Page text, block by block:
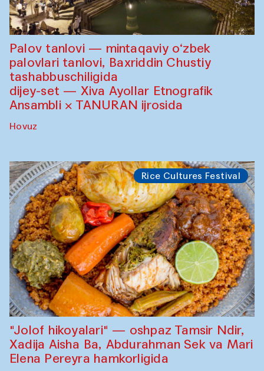
Palov tanlovi — mintaqaviy o‘zbek
palovlari tanlovi, Baxriddin Chustiy
tashabbuschiligida
dijey-set — Xiva Ayollar Etnografik
Ansambli × TANURAN ijrosida
Hovuz
Rice Cultures Festival
"Jolof hikoyalari" — oshpaz Tamsir Ndir,
Xadija Aisha Ba, Abdurahman Sek va Mari
Elena Pereyra hamkorligida